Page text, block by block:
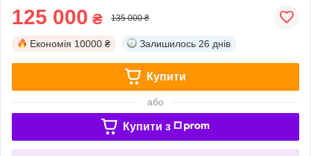
125 000 ₴ 135 000 ₴
Економія 10000 ₴ Залишилось 26 днів
Купити
або
Купити з